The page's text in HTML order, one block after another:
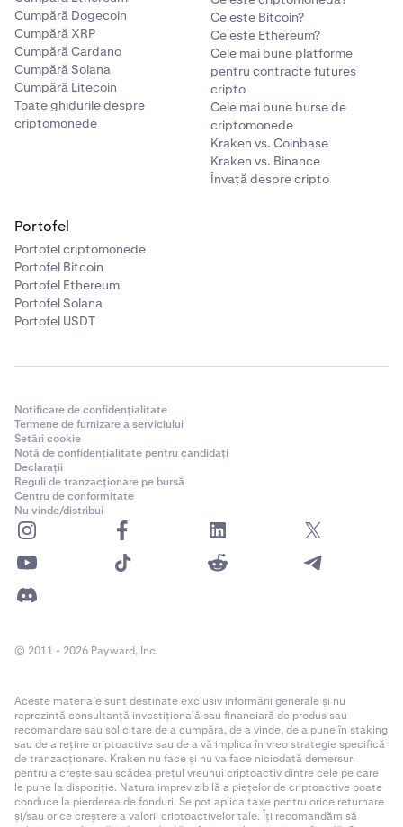
Cumpără Dogecoin
Cumpără XRP
Cumpără Cardano
Cumpără Solana
Cumpără Litecoin
Toate ghidurile despre
criptomonede
Ce este Bitcoin?
Ce este Ethereum?
Cele mai bune platforme
pentru contracte futures
cripto
Cele mai bune burse de
criptomonede
Kraken vs. Coinbase
Kraken vs. Binance
Învață despre cripto
Portofel
Portofel criptomonede
Portofel Bitcoin
Portofel Ethereum
Portofel Solana
Portofel USDT
Notificare de confidențialitate
Termene de furnizare a serviciului
Setări cookie
Notă de confidențialitate pentru candidați
Declarații
Reguli de tranzacționare pe bursă
Centru de conformitate
Nu vinde/distribui
© 2011 - 2026 Payward, Inc.
Aceste materiale sunt destinate exclusiv informării generale și nu
reprezintă consultanță investițională sau financiară de produs sau
recomandare sau solicitare de a cumpăra, de a vinde, de a pune în staking
sau de a reține criptoactive sau de a vă implica în vreo strategie specifică
de tranzacționare. Kraken nu face și nu va face niciodată demersuri
pentru a crește sau scădea prețul vreunui criptoactiv dintre cele pe care
le pune la dispoziție. Natura imprevizibilă a piețelor de criptoactive poate
conduce la pierderea de fonduri. Se pot aplica taxe pentru orice returnare
și/sau orice creștere a valorii criptoactivelor tale. Îți recomandăm să